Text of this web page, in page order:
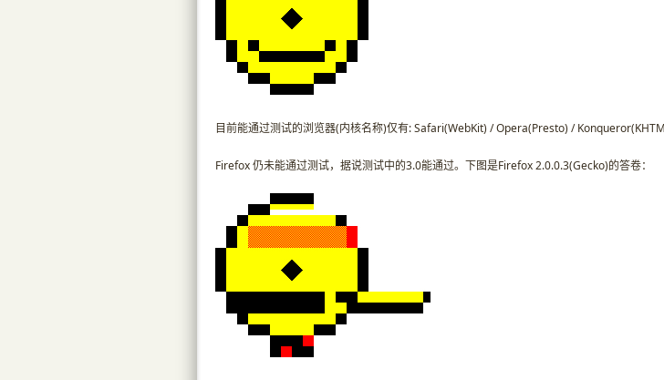
目前能通过测试的浏览器(内核名称)仅有: Safari(WebKit) / Opera(Presto) /
Firefox 仍未能通过测试，据说测试中的3.0能通过。下图是Firefox 2.0.0.3(Gecko)的答卷：